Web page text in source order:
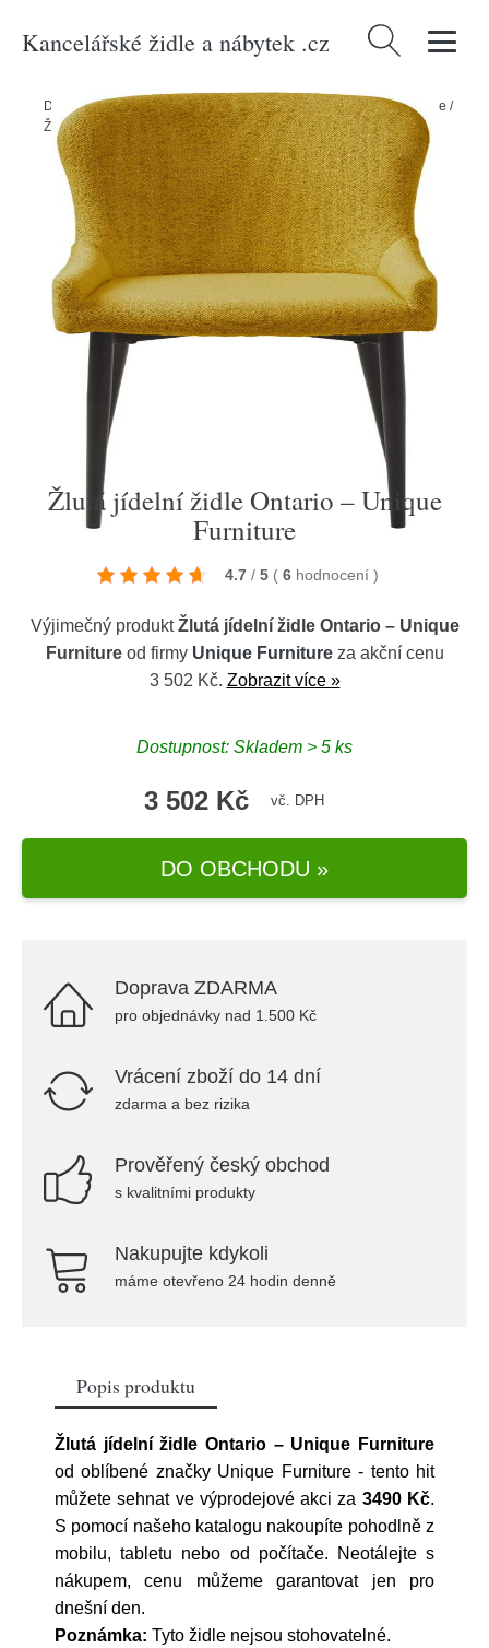
Kancelářské židle a nábytek .cz Vyhledávání
Domů/Produkty/> Nábytek > Sedací nábytek > Židle > Jídelní židle /
Žlutá jídelní židle Ontario – Unique Furniture
Žlutá jídelní židle Ontario – Unique
Furniture
4.7 / 5 ( 6 hodnocení )
Výjimečný produktŽlutá jídelní židle Ontario – Unique
Furnitureod firmy Unique Furnitureza akční cenu
3 502 Kč. Zobrazit více »
Dostupnost: Skladem > 5 ks
3 502 Kč vč. DPH
DO OBCHODU »
Doprava ZDARMA
pro objednávky nad 1.500 Kč
Vrácení zboží do 14 dní
zdarma a bez rizika
Prověřený český obchod
s kvalitními produkty
Nakupujte kdykoli
máme otevřeno 24 hodin denně
Popis produktu
Žlutá jídelní židle Ontario – Unique Furniture
od oblíbené značky Unique Furniture- tento hit
můžete sehnat ve výprodejové akci za 3490 Kč.
S pomocí našeho katalogu nakoupíte pohodlně z
mobilu, tabletu nebo od počítače. Neotálejte s
nákupem, cenu můžeme garantovat jen pro
dnešní den.
Poznámka: Tyto židle nejsou stohovatelné.